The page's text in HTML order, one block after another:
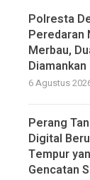
Polresta
Peredaran
Merbau,
Diamankan
6 Agustus
Perang
Digital
Tempur
Gencatan